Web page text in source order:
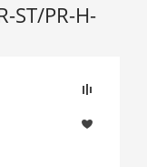
ST/PR-H-